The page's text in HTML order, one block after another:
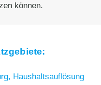
können.
Haushaltsauflösung